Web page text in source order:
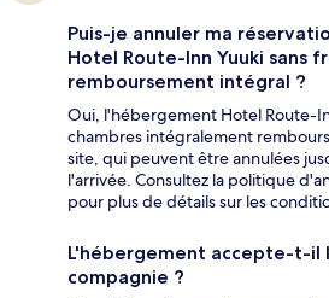
Puis-je annuler ma
Hotel Route-Inn Yuuki sans
remboursement intégral ?
Oui, l'hébergement Hotel Route-
chambres intégralement
site, qui peuvent être annulées
l'arrivée. Consultez la politique
pour plus de détails sur les
L'hébergement accepte-t-il
compagnie ?